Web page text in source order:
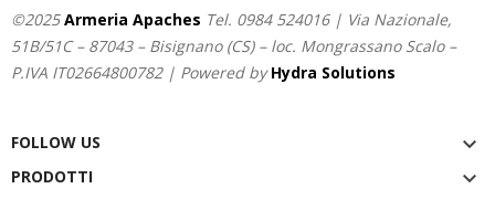
©2025Armeria Apaches Tel. 0984 524016| Via Nazionale,
51B/51C – 87043 – Bisignano (CS) – loc. Mongrassano Scalo –
P.IVA IT02664800782 | Powered byHydra Solutions
FOLLOW US 
PRODOTTI 